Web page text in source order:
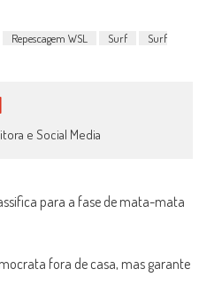
Repescagem WSL Surf
Surf
e Social Media
para a fase de mata-mata
fora de casa, mas garante